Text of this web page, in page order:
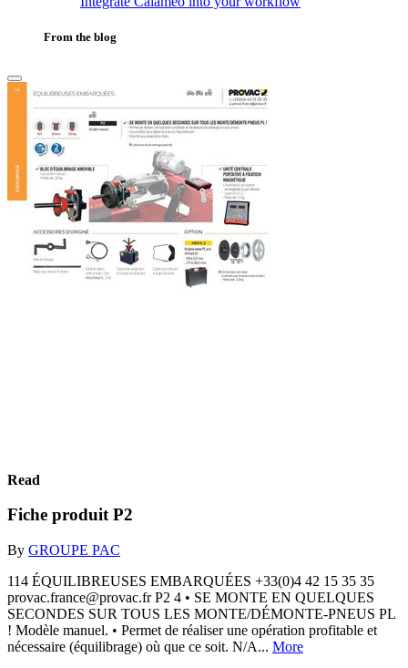
From the blog
Read
Fiche produit P2
By GROUPE PAC
114 ÉQUILIBREUSES EMBARQUÉES +33(0)4 42 15 35 35
provac.france@provac.fr P2 4 • SE MONTE EN QUELQUES
SECONDES SUR TOUS LES MONTE/DÉMONTE-PNEUS PL
! Modèle manuel. • Permet de réaliser une opération profitable et
nécessaire (équilibrage) où que ce soit. N/A... More